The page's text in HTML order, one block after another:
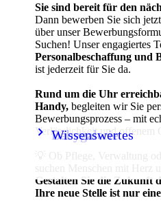
keyboard_arrow_right Babygalerie
keyboard_arrow_right Wissenswertes
Sie sind bereit für den
Dann bewerben Sie sich
über unser
Suchen! Unser engagiertes
Personalbeschaffung und
ist jederzeit für Sie da.
Rund um die Uhr
Handy, begleiten wir Sie
Bewerbungsprozess – mit
Verlässlichkeit und offenem
Gestalten Sie die Zukunft
Ihre neue Stelle ist nur